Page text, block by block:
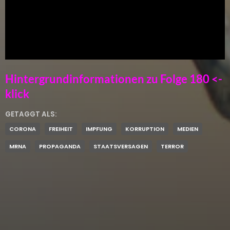
Hintergrundinformationen zu Folge 180 <-
klick
GETAGGT ALS:
CORONA FREIHEIT IMPFUNG KORRUPTION MEDIEN
MRNA PROPAGANDA STAATSVERSAGEN TERROR